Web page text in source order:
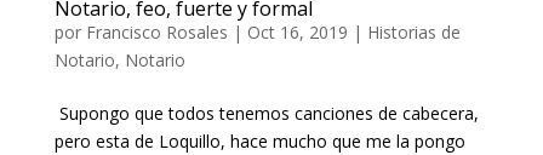
Notario, feo, fuerte y formal
por Francisco Rosales | Oct 16, 2019 | Historias de
Notario, Notario
Supongo que todos tenemos canciones de cabecera,
pero esta de Loquillo, hace mucho que me la pongo